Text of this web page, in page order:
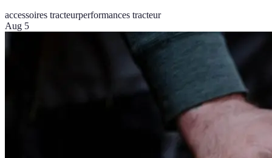
accessoires tracteurperformances tracteur
Aug 5